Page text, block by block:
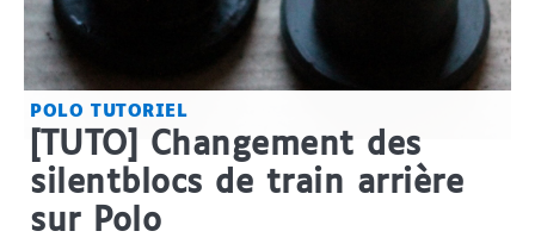
POLO TUTORIEL
[TUTO] Changement des
silentblocs de train arrière
sur Polo